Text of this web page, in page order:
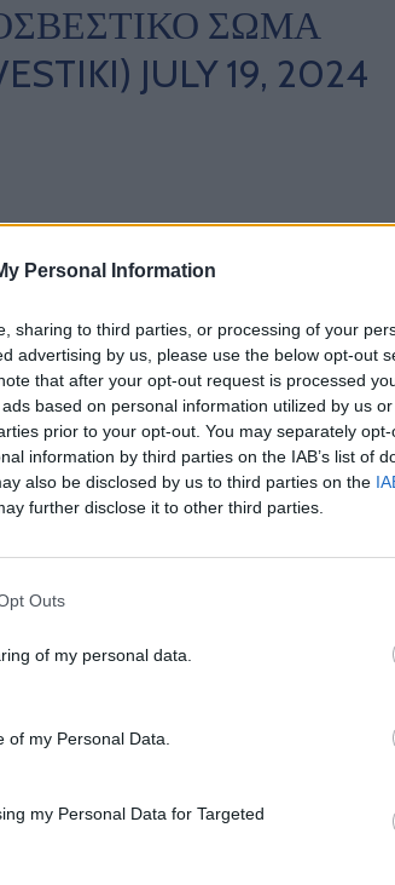
Personal Information
sharing to third parties, or processing of your
advertising by us, please use the below opt-out
that after your opt-out request is processed
based on personal information utilized by us
prior to your opt-out. You may separately
information by third parties on the IAB’s list of
also be disclosed by us to third parties on the
further disclose it to other third parties.
Outs
of my personal data.
my Personal Data.
my Personal Data for Targeted
ΣΩΜΑ
JULY 19, 2024